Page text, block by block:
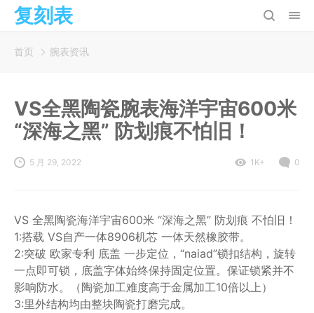
复刻表
首页 腕表资讯
VS全黑陶瓷腕表海洋宇宙600米
“深海之黑” 防划痕不怕旧！
5 月 29, 2022 1K+ 0
VS 全黑陶瓷海洋宇宙600米 “深海之黑” 防划痕 不怕旧！
1:搭载 VS自产一体8906机芯 一体天然橡胶带。
2:突破 欧家专利 底盖 一步定位，“naiad”锁扣结构，旋转
一点即可锁，底盖字体始终保持固定位置。保证锁紧并不
影响防水。（陶瓷加工难度高于金属加工10倍以上）
3:里外结构均由整块陶瓷打磨完成。